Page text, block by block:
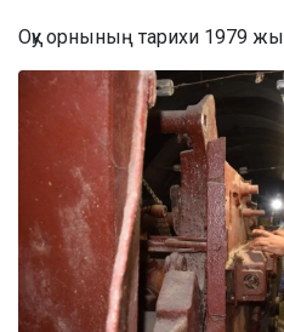
Оқу орнының тарихи 1979